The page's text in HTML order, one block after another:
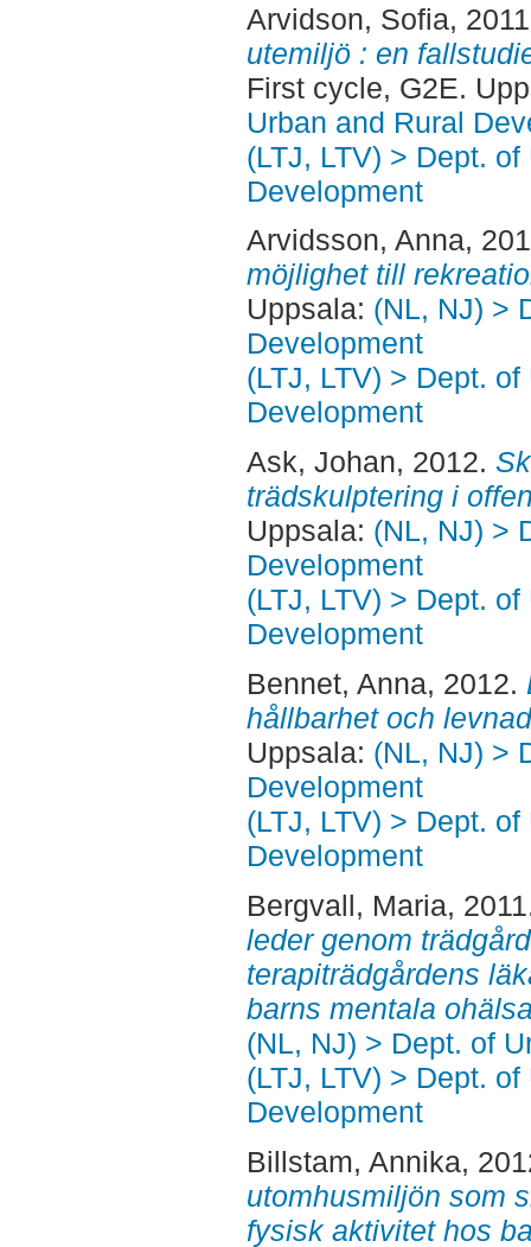
Arvidson, Sofia,
utemiljö : en
First cycle, G2E.
Urban and Rural
(LTJ, LTV) > Dept.
Development
Arvidsson, Anna,
möjlighet till
Uppsala: (NL, NJ) >
Development
(LTJ, LTV) > Dept.
Development
Ask, Johan, 2012.
trädskulptering i
Uppsala: (NL, NJ) >
Development
(LTJ, LTV) > Dept.
Development
Bennet, Anna, 2012.
hållbarhet och
Uppsala: (NL, NJ) >
Development
(LTJ, LTV) > Dept.
Development
Bergvall, Maria,
leder genom
terapiträdgårdens
barns mentala
(NL, NJ) > Dept. of
(LTJ, LTV) > Dept.
Development
Billstam, Annika,
utomhusmiljön som
fysisk aktivitet hos